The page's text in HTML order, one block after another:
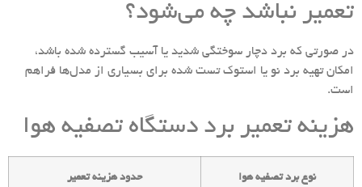
تعمیر نباشد چه می‌شود؟
در صورتی که برد دچار سوختگی شدید یا آسیب گسترده شده باشد،
امکان تهیه برد نو یا استوک تست شده برای بسیاری از مدل‌ها فراهم
است.
هزینه تعمیر برد دستگاه تصفیه هوا
نوع برد تصفیه هوا حدود هزینه تعمیر